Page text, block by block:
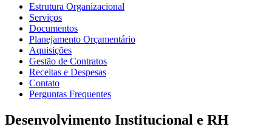
Estrutura Organizacional
Serviços
Documentos
Planejamento Orçamentário
Aquisições
Gestão de Contratos
Receitas e Despesas
Contato
Perguntas Frequentes
Desenvolvimento Institucional e RH